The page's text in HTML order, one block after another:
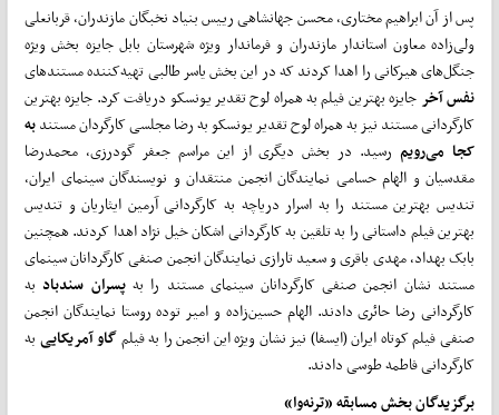
پس از آن ابراهیم مختاری، محسن جهانشاهی رییس بنیاد نخبگان مازندران، قربانعلی
ولی‌زاده معاون استاندار مازندران و فرماندار ویژه شهرستان بابل جایزه بخش ویژه
جنگل‌های هیرکانی را اهدا کردند که در این بخش یاسر طالبی تهیه‌کننده مستندهای
نفس آخرجایزه بهترین فیلم به همراه لوح تقدیر یونسکو دریافت کرد. جایزه بهترین
کارگردانی مستند نیز به همراه لوح تقدیر یونسکو به رضا مجلسی کارگردان مستندبه
کجا می‌رویمرسید. در بخش دیگری از این مراسم جعفر گودرزی، محمدرضا
مقدسیان و الهام حسامی نمایندگان انجمن منتقدان و نویسندگان سینمای ایران،
تندیس بهترین مستند را به اسرار دریاچه به کارگردانی آرمین ایثاریان و تندیس
بهترین فیلم داستانی را به تلقین به کارگردانی اشکان خیل نژاد اهدا کردند. همچنین
بابک بهداد، مهدی باقری و سعید تارازی نمایندگان انجمن صنفی کارگردانان سینمای
مستند نشان انجمن صنفی کارگردانان سینمای مستند را به پسران سندبادبه
کارگردانی رضا حائری دادند. الهام حسین‌زاده و امیر توده روستا نمایندگان انجمن
صنفی فیلم کوتاه ایران (ایسفا) نیز نشان ویژه این انجمن را به فیلمگاو آمریکاییبه
کارگردانی فاطمه طوسی دادند.
برگزیدگان بخش مسابقه «ترنه‌وا»